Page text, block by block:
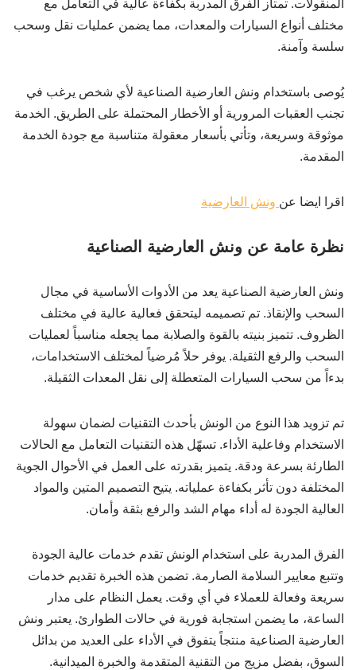
المنقولات. تمتاز الفرق المدربة بكفاءة عالية في التعامل مع
مختلف أنواع السيارات والمعدات، مما يضمن عمليات نقل وسحب
سلسة وآمنة.
يُوصى باستخدام ونش العارضية الصناعية لأي شخص يرغب في
تجنب العقبات المرورية أو الأخطار المحتملة على الطريق. الخدمة
موثوقة وسريعة، وتأتي بأسعار معقولة متناسبة مع جودة الخدمة
المقدمة.
اقرا ايضا عن ونش العارضية
نظرة عامة عن ونش العارضية الصناعية
ونش العارضية الصناعية يعد من الأدوات الأساسية في مجال
السحب والإنقاذ. تم تصميمه ليتحقق فعالية عالية في مختلف
الظروف. تتميز بنيته بالقوة والصلابة مما يجعله مناسباً لعمليات
السحب والرفع الثقيلة. يوفر حلاً مُرضياً لمختلف الاستخدامات،
بدءاً من سحب السيارات المتعطلة إلى نقل المعدات الثقيلة.
تم تزويد هذا النوع من الونش بأحدث التقنيات لضمان سهولة
الاستخدام وفاعلية الأداء. تسهّل هذه التقنيات التعامل مع الحالات
الطارئة بسرعة ودقة. يتميز بقدرته على العمل في الأحوال الجوية
المختلفة دون تأثر بكفاءة عملياته. يتيح التصميم المتين والمواد
العالية الجودة له أداء مهام الشد والرفع بثقة وأمان.
الفرق المدربة على استخدام الونش تقدم خدمات عالية الجودة
وتتبع معايير السلامة الصارمة. تضمن هذه الخبرة تقديم خدمات
سريعة وفعالة للعملاء في أي وقت. يعمل النظام على مدار
الساعة، ما يضمن استجابة فورية في حالات الطوارئ. يعتبر ونش
العارضية الصناعية منتجاً يتفوق في الأداء على العديد من بدائل
السوق، بفضل مزيج من التقنية المتقدمة والخبرة الميدانية.